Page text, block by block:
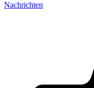
Nachrichten